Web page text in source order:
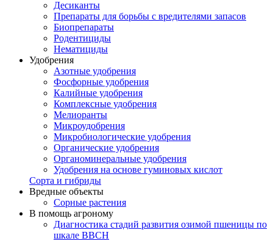
Десиканты
Препараты для борьбы с вредителями запасов
Биопрепараты
Родентициды
Нематициды
Удобрения
Азотные удобрения
Фосфорные удобрения
Калийные удобрения
Комплексные удобрения
Мелиоранты
Микроудобрения
Микробиологические удобрения
Органические удобрения
Органоминеральные удобрения
Удобрения на основе гуминовых кислот
Сорта и гибриды
Вредные объекты
Сорные растения
В помощь агроному
Диагностика стадий развития озимой пшеницы по
шкале ВВСН